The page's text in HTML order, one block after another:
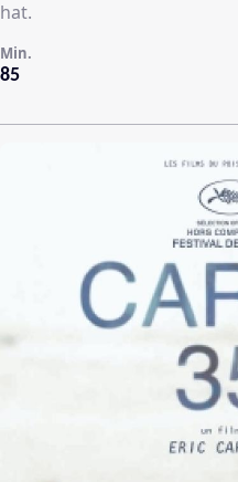
hat.
85
Min.